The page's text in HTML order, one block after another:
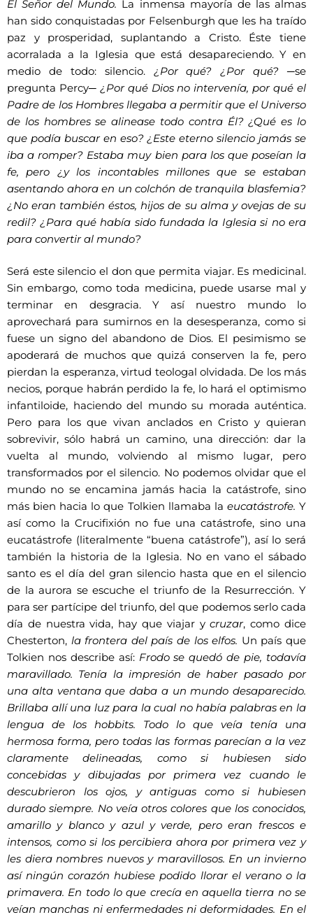
El Señor del Mundo. La inmensa mayoría de las almas
han sido conquistadas por Felsenburgh que les ha traído
paz y prosperidad, suplantando a Cristo. Éste tiene
acorralada a la Iglesia que está desapareciendo. Y en
medio de todo: silencio. ¿Por qué? ¿Por qué? ─se
pregunta Percy─¿Por qué Dios no intervenía, por qué el
Padre de los Hombres llegaba a permitir que el Universo
de los hombres se alinease todo contra Él? ¿Qué es lo
que podía buscar en eso? ¿Este eterno silencio jamás se
iba a romper? Estaba muy bien para los que poseían la
fe, pero ¿y los incontables millones que se estaban
asentando ahora en un colchón de tranquila blasfemia?
¿No eran también éstos, hijos de su alma y ovejas de su
redil? ¿Para qué había sido fundada la Iglesia si no era
para convertir al mundo?
Será este silencio el don que permita viajar. Es medicinal.
Sin embargo, como toda medicina, puede usarse mal y
terminar en desgracia. Y así nuestro mundo lo
aprovechará para sumirnos en la desesperanza, como si
fuese un signo del abandono de Dios. El pesimismo se
apoderará de muchos que quizá conserven la fe, pero
pierdan la esperanza, virtud teologal olvidada. De los más
necios, porque habrán perdido la fe, lo hará el optimismo
infantiloide, haciendo del mundo su morada auténtica.
Pero para los que vivan anclados en Cristo y quieran
sobrevivir, sólo habrá un camino, una dirección: dar la
vuelta al mundo, volviendo al mismo lugar, pero
transformados por el silencio. No podemos olvidar que el
mundo no se encamina jamás hacia la catástrofe, sino
más bien hacia lo que Tolkien llamaba la eucatástrofe.Y
así como la Crucifixión no fue una catástrofe, sino una
eucatástrofe (literalmente “buena catástrofe”), así lo será
también la historia de la Iglesia. No en vano el sábado
santo es el día del gran silencio hasta que en el silencio
de la aurora se escuche el triunfo de la Resurrección. Y
para ser partícipe del triunfo, del que podemos serlo cada
día de nuestra vida, hay que viajar ycruzar, como dice
Chesterton, la frontera del país de los elfos. Un país que
Tolkien nos describe así: Frodo se quedó de pie, todavía
maravillado. Tenía la impresión de haber pasado por
una alta ventana que daba a un mundo desaparecido.
Brillaba allí una luz para la cual no había palabras en la
lengua de los hobbits. Todo lo que veía tenía una
hermosa forma, pero todas las formas parecían a la vez
claramente delineadas, como si hubiesen sido
concebidas y dibujadas por primera vez cuando le
descubrieron los ojos, y antiguas como si hubiesen
durado siempre. No veía otros colores que los conocidos,
amarillo y blanco y azul y verde, pero eran frescos e
intensos, como si los percibiera ahora por primera vez y
les diera nombres nuevos y maravillosos. En un invierno
así ningún corazón hubiese podido llorar el verano o la
primavera. En todo lo que crecía en aquella tierra no se
veían manchas ni enfermedades ni deformidades. En el